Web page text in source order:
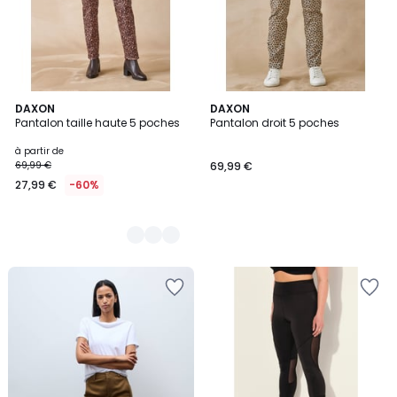
DAXON
Pantalon taille haute 5 poches
à partir de
69,99 €
27,99 € -60%
2
Couleurs
DAXON
Pantalon droit 5 poches
69,99 €